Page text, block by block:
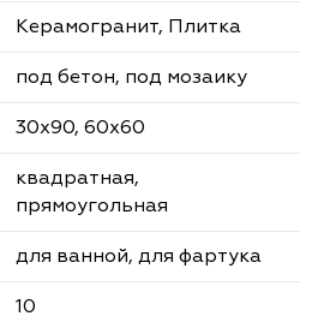
Керамогранит, Плитка
под бетон, под мозаику
30х90, 60х60
квадратная,
прямоугольная
для ванной, для фартука
10